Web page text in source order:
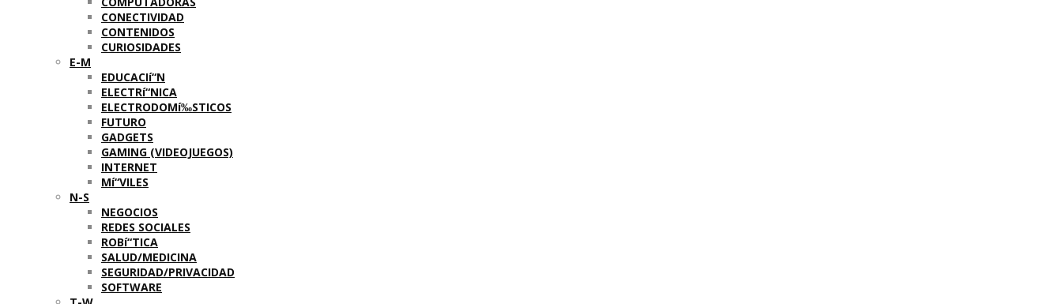
CONECTIVIDAD
CONTENIDOS
CURIOSIDADES
E-M
EDUCACIí“N
ELECTRí“NICA
ELECTRODOMí‰STICOS
FUTURO
GADGETS
GAMING (VIDEOJUEGOS)
INTERNET
Mí“VILES
N-S
NEGOCIOS
REDES SOCIALES
ROBí“TICA
SALUD/MEDICINA
SEGURIDAD/PRIVACIDAD
SOFTWARE